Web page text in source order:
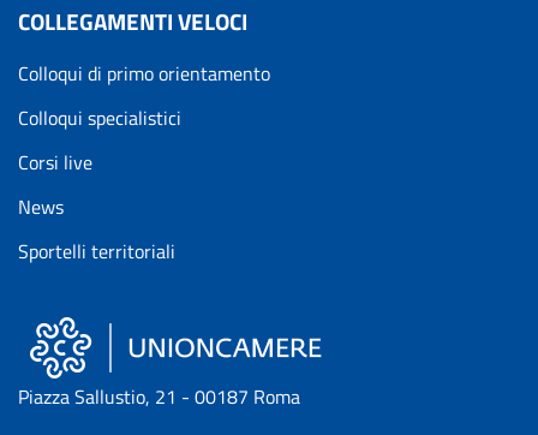
COLLEGAMENTI VELOCI
Colloqui di primo orientamento
Colloqui specialistici
Corsi live
News
Sportelli territoriali
Piazza Sallustio, 21 - 00187 Roma